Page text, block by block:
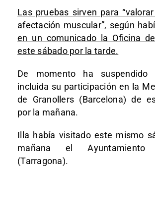
Las pruebas sirven para
afectación muscular”, según
en un comunicado la Oficina
este sábado por la tarde.
De momento ha suspendido
incluida su participación en la
de Granollers (Barcelona) de
por la mañana.
Illa había visitado este mismo
mañana el
(Tarragona).